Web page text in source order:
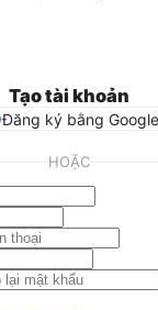
Tạo tài khoản
Đăng ký bằng Google
HOẶC